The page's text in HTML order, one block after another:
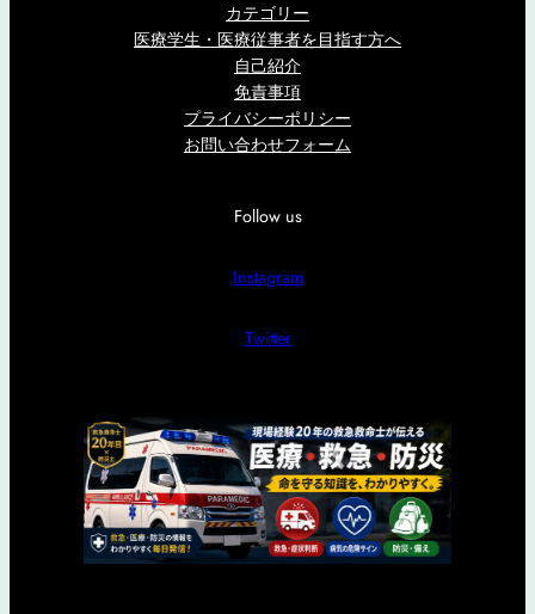
カテゴリー
医療学生・医療従事者を目指す方へ
自己紹介
免責事項
プライバシーポリシー
お問い合わせフォーム
Follow us
Instagram
Twitter